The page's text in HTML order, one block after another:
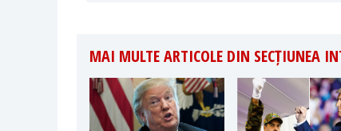
MAI MULTE ARTICOLE DIN SECȚIUNEA